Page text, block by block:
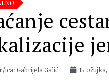
ica: Gabrijela Galić 15 ožujka,